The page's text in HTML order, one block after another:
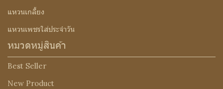
แหวนเกลี้ยง
แหวนเพชรใส่ประจำวัน
หมวดหมู่สินค้า
Best Seller
New Product